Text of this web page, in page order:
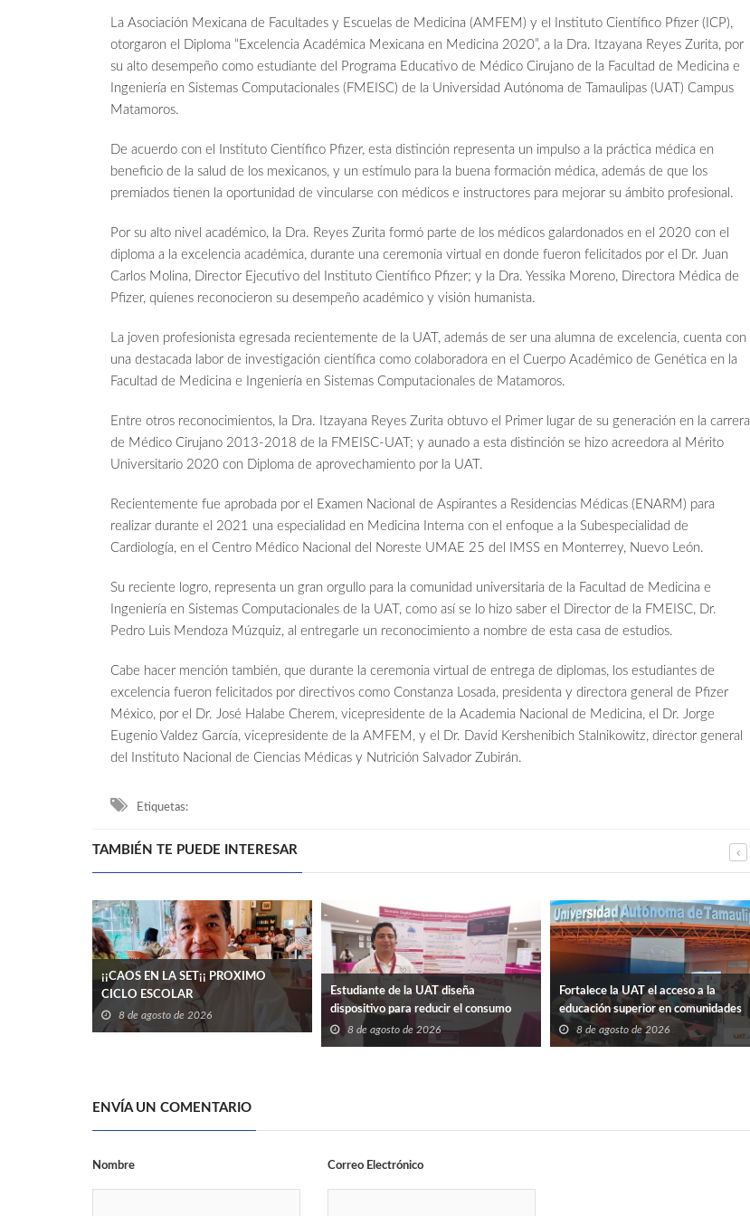
La Asociación Mexicana de Facultades y Escuelas de Medicina (AMFEM) y el Instituto Científico Pfizer (ICP),
otorgaron el Diploma “Excelencia Académica Mexicana en Medicina 2020”, a la Dra. Itzayana Reyes Zurita, por
su alto desempeño como estudiante del Programa Educativo de Médico Cirujano de la Facultad de Medicina e
Ingeniería en Sistemas Computacionales (FMEISC) de la Universidad Autónoma de Tamaulipas (UAT) Campus
Matamoros.
De acuerdo con el Instituto Científico Pfizer, esta distinción representa un impulso a la práctica médica en
beneficio de la salud de los mexicanos, y un estímulo para la buena formación médica, además de que los
premiados tienen la oportunidad de vincularse con médicos e instructores para mejorar su ámbito profesional.
Por su alto nivel académico, la Dra. Reyes Zurita formó parte de los médicos galardonados en el 2020 con el
diploma a la excelencia académica, durante una ceremonia virtual en donde fueron felicitados por el Dr. Juan
Carlos Molina, Director Ejecutivo del Instituto Científico Pfizer; y la Dra. Yessika Moreno, Directora Médica de
Pfizer, quienes reconocieron su desempeño académico y visión humanista.
La joven profesionista egresada recientemente de la UAT, además de ser una alumna de excelencia, cuenta con
una destacada labor de investigación científica como colaboradora en el Cuerpo Académico de Genética en la
Facultad de Medicina e Ingeniería en Sistemas Computacionales de Matamoros.
Entre otros reconocimientos, la Dra. Itzayana Reyes Zurita obtuvo el Primer lugar de su generación en la carrera
de Médico Cirujano 2013-2018 de la FMEISC-UAT; y aunado a esta distinción se hizo acreedora al Mérito
Universitario 2020 con Diploma de aprovechamiento por la UAT.
Recientemente fue aprobada por el Examen Nacional de Aspirantes a Residencias Médicas (ENARM) para
realizar durante el 2021 una especialidad en Medicina Interna con el enfoque a la Subespecialidad de
Cardiología, en el Centro Médico Nacional del Noreste UMAE 25 del IMSS en Monterrey, Nuevo León.
Su reciente logro, representa un gran orgullo para la comunidad universitaria de la Facultad de Medicina e
Ingeniería en Sistemas Computacionales de la UAT, como así se lo hizo saber el Director de la FMEISC, Dr.
Pedro Luis Mendoza Múzquiz, al entregarle un reconocimiento a nombre de esta casa de estudios.
Cabe hacer mención también, que durante la ceremonia virtual de entrega de diplomas, los estudiantes de
excelencia fueron felicitados por directivos como Constanza Losada, presidenta y directora general de Pfizer
México, por el Dr. José Halabe Cherem, vicepresidente de la Academia Nacional de Medicina, el Dr. Jorge
Eugenio Valdez García, vicepresidente de la AMFEM, y el Dr. David Kershenibich Stalnikowitz, director general
del Instituto Nacional de Ciencias Médicas y Nutrición Salvador Zubirán.
Etiquetas:
TAMBIÉN TE PUEDE INTERESAR
¡¡CAOS EN LA SET¡¡ PROXIMO
CICLO ESCOLAR
8 de agosto de 2026
Estudiante de la UAT diseña
dispositivo para reducir el consumo
eléctrico en edificios
8 de agosto de 2026
Fortalece la UAT el acceso a la
educación superior en comunidades
8 de agosto de 2026
ENVÍA UN COMENTARIO
Nombre Correo Electrónico